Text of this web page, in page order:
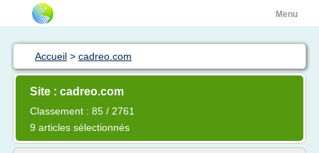
Menu
Accueil > cadreo.com
Site : cadreo.com
Classement : 85 / 2761
9 articles sélectionnés